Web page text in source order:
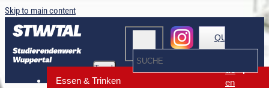
Skip to main content
Toggle
navigation
Essen & Trinken
QUICKLINKS
de
en